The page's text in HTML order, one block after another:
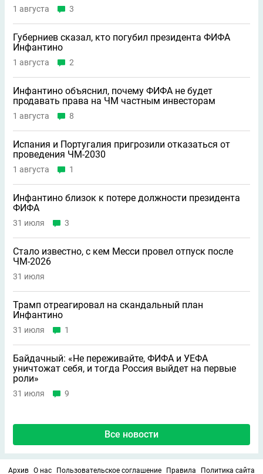
1 августа 3
Губерниев сказал, кто погубил президента ФИФА
Инфантино
1 августа 2
Инфантино объяснил, почему ФИФА не будет
продавать права на ЧМ частным инвесторам
1 августа 8
Испания и Португалия пригрозили отказаться от
проведения ЧМ-2030
1 августа 1
Инфантино близок к потере должности президента
ФИФА
31 июля 3
Стало известно, с кем Месси провел отпуск после
ЧМ-2026
31 июля
Трамп отреагировал на скандальный план
Инфантино
31 июля 1
Байдачный: «Не переживайте, ФИФА и УЕФА
уничтожат себя, и тогда Россия выйдет на первые
роли»
31 июля 9
Все новости
Архив О нас Пользовательское соглашение Правила Политика сайта